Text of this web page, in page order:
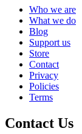
Who we are
What we do
Blog
Support us
Store
Contact
Privacy
Policies
Terms
Contact Us